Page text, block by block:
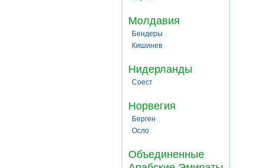
Молдавия
Бендеры
Кишинев
Нидерланды
Соест
Норвегия
Берген
Осло
Объединенные